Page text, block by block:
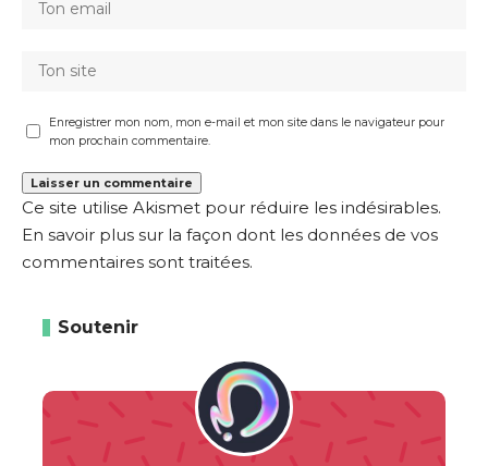
Enregistrer mon nom, mon e-mail et mon site dans le navigateur pour
mon prochain commentaire.
Ce site utilise Akismet pour réduire les indésirables.
En savoir plus sur la façon dont les données de vos
commentaires sont traitées.
Soutenir